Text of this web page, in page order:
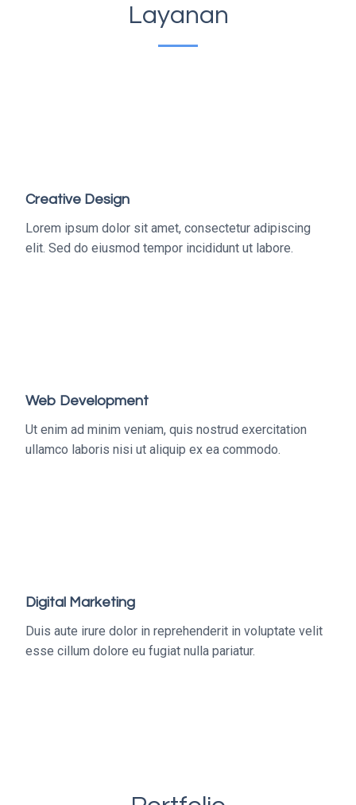
Layanan
Creative Design
Lorem ipsum dolor sit amet, consectetur adipiscing
elit. Sed do eiusmod tempor incididunt ut labore.
Web Development
Ut enim ad minim veniam, quis nostrud exercitation
ullamco laboris nisi ut aliquip ex ea commodo.
Digital Marketing
Duis aute irure dolor in reprehenderit in voluptate velit
esse cillum dolore eu fugiat nulla pariatur.